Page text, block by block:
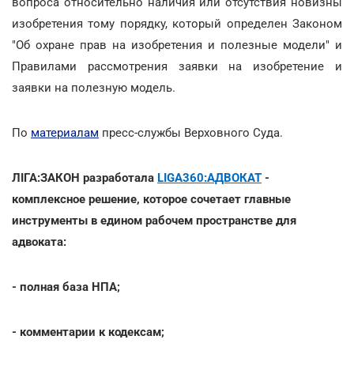
изобретения тому порядку, который определен Законом
"Об охране прав на изобретения и полезные модели" и
Правилами рассмотрения заявки на изобретение и
заявки на полезную модель.
По материалам пресс-службы Верховного Суда.
ЛІГА:ЗАКОН разработала LIGA360:АДВОКАТ -
комплексное решение, которое сочетает главные
инструменты в едином рабочем пространстве для
адвоката:
- полная база НПА;
- комментарии к кодексам;